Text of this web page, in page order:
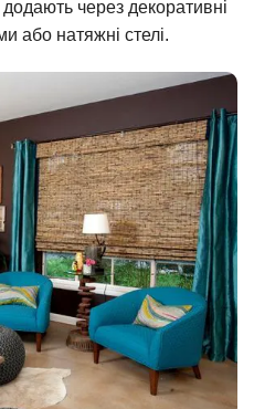
додають через декоративні
або натяжні стелі.